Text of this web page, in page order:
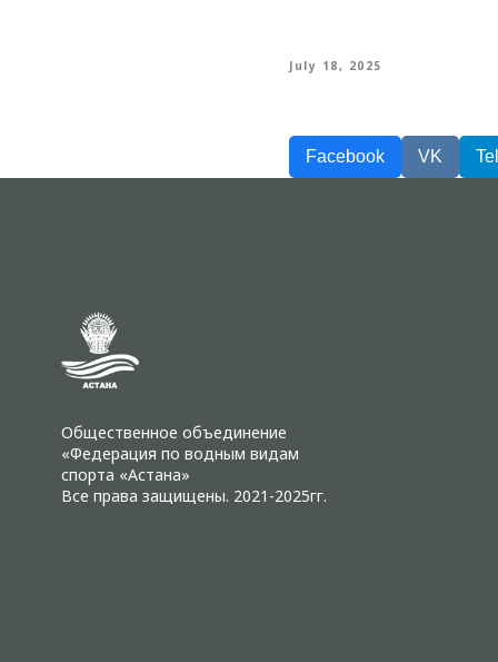
July 18, 2025
Facebook VK
Общественное объединение
«Федерация по водным видам
спорта «Астана»
Все права защищены. 2021-2025гг.